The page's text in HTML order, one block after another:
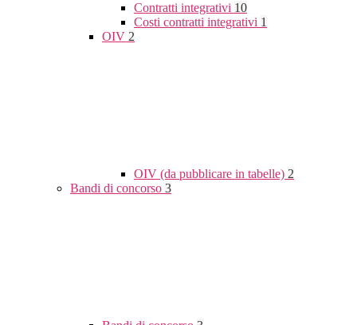
Contratti integrativi 10
Costi contratti integrativi 1
OIV 2
OIV (da pubblicare in tabelle) 2
Bandi di concorso 3